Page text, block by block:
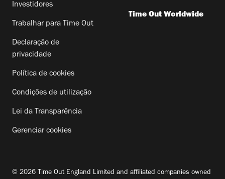
Investidores
Trabalhar para Time Out
Declaração de
privacidade
Política de cookies
Condições de utilização
Lei da Transparência
Gerenciar cookies
Time Out Worldwide
© 2026 Time Out England Limited and affiliated companies owned